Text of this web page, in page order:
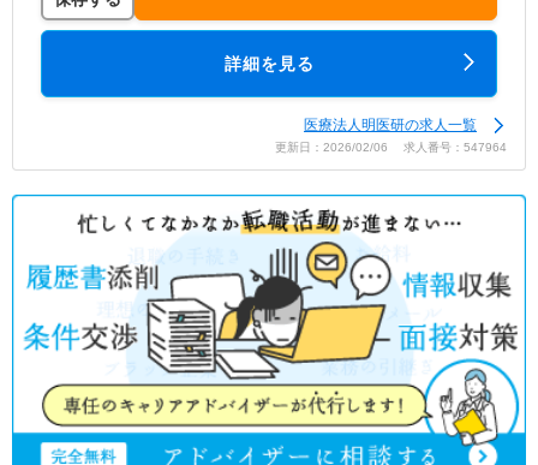
詳細を見る
医療法人明医研の求人一覧
更新日：2026/02/06 求人番号：547964